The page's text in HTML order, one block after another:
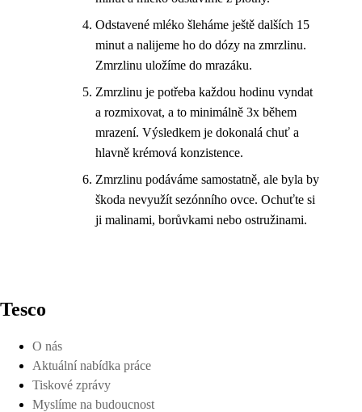
Odstavené mléko šleháme ještě dalších 15
minut a nalijeme ho do dózy na zmrzlinu.
Zmrzlinu uložíme do mrazáku.
Zmrzlinu je potřeba každou hodinu vyndat
a rozmixovat, a to minimálně 3x během
mrazení. Výsledkem je dokonalá chuť a
hlavně krémová konzistence.
Zmrzlinu podáváme samostatně, ale byla by
škoda nevyužít sezónního ovce. Ochuťte si
ji malinami, borůvkami nebo ostružinami.
Tesco
O nás
Aktuální nabídka práce
Tiskové zprávy
Myslíme na budoucnost